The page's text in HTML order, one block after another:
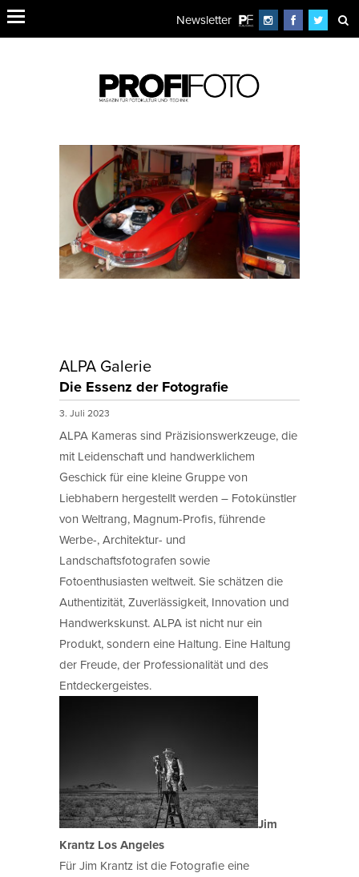
Newsletter
ALPA Galerie
Die Essenz der Fotografie
3. Juli 2023
ALPA Kameras sind Präzisionswerkzeuge, die
mit Leidenschaft und handwerklichem
Geschick für eine kleine Gruppe von
Liebhabern hergestellt werden – Fotokünstler
von Weltrang, Magnum-Profis, führende
Werbe-, Architektur- und
Landschaftsfotografen sowie
Fotoenthusiasten weltweit. Sie schätzen die
Authentizität, Zuverlässigkeit, Innovation und
Handwerkskunst. ALPA ist nicht nur ein
Produkt, sondern eine Haltung. Eine Haltung
der Freude, der Professionalität und des
Entdeckergeistes.
Jim
Krantz Los Angeles
Für Jim Krantz ist die Fotografie eine